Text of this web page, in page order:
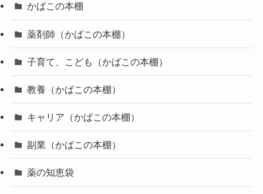
かばこの本棚
薬剤師（かばこの本棚）
子育て、こども（かばこの本棚）
教養（かばこの本棚）
キャリア（かばこの本棚）
副業（かばこの本棚）
薬の知恵袋